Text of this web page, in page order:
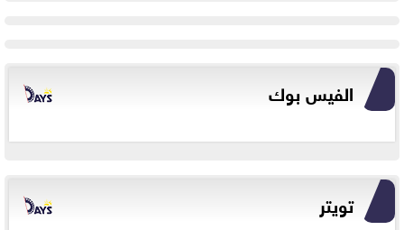
الفيس بوك
تويتر